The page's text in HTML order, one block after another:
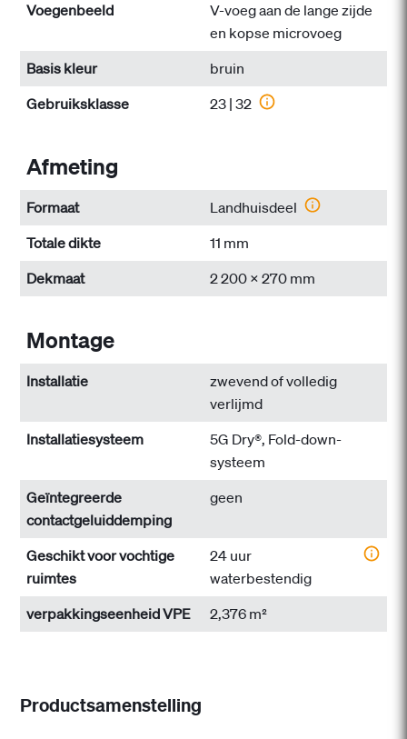
Voegenbeeld
V-voeg aan de lange zijde
en kopse microvoeg
Basis kleur
bruin
Gebruiksklasse
23 | 32
Afmeting
Formaat
Landhuisdeel
Totale dikte
11 mm
Dekmaat
2 200 x 270 mm
Montage
Installatie
zwevend of volledig
verlijmd
Installatiesysteem
5G Dry®, Fold-down-
systeem
Geïntegreerde
contactgeluiddemping
geen
Geschikt voor vochtige
ruimtes
24 uur
waterbestendig
verpakkingseenheid VPE
2,376 m²
Productsamenstelling